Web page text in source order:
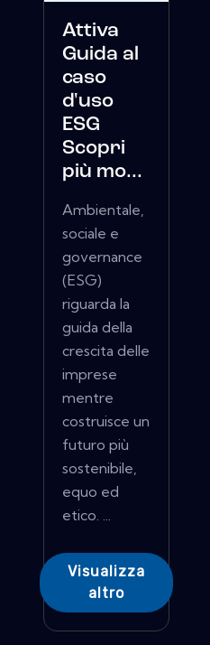
Attiva
Guida al
caso
d'uso
ESG
Scopri
più mo...
Ambientale,
sociale e
governance
(ESG)
riguarda la
guida della
crescita delle
imprese
mentre
costruisce un
futuro più
sostenibile,
equo ed
etico. ...
Visualizza
altro